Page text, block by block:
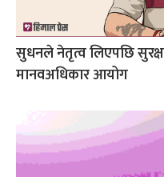
सुधनले नेतृत्व लिएपछि
मानवअधिकार आयोग